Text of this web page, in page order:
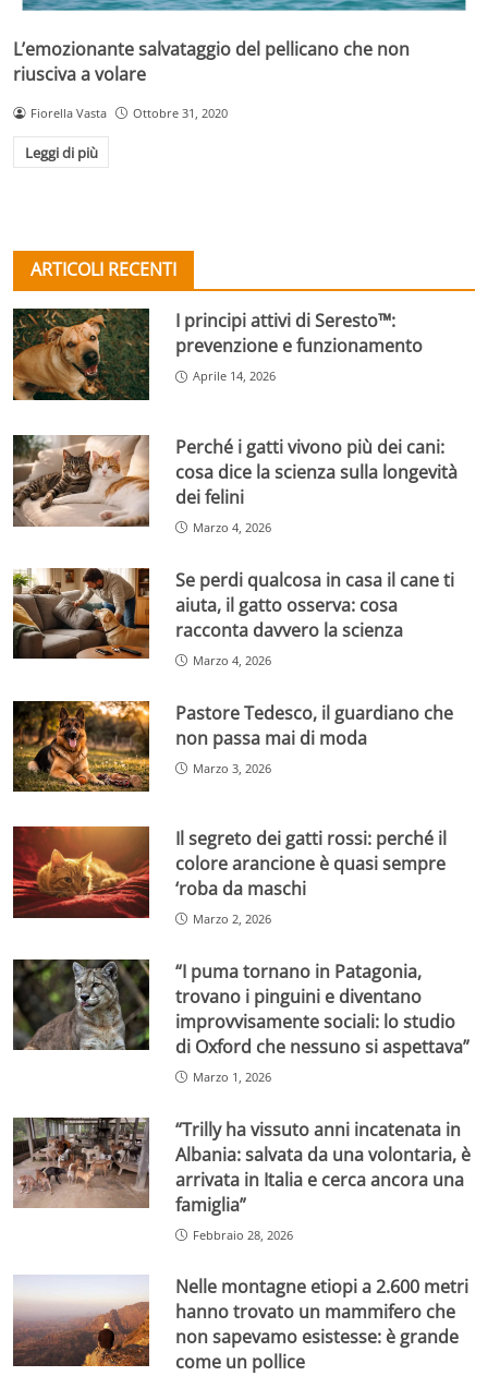
L’emozionante salvataggio del pellicano che non
riusciva a volare
Fiorella Vasta Ottobre 31, 2020
Leggi di più
ARTICOLI RECENTI
I principi attivi di Seresto™:
prevenzione e funzionamento
Aprile 14, 2026
Perché i gatti vivono più dei cani:
cosa dice la scienza sulla longevità
dei felini
Marzo 4, 2026
Se perdi qualcosa in casa il cane ti
aiuta, il gatto osserva: cosa
racconta davvero la scienza
Marzo 4, 2026
Pastore Tedesco, il guardiano che
non passa mai di moda
Marzo 3, 2026
Il segreto dei gatti rossi: perché il
colore arancione è quasi sempre
‘roba da maschi
Marzo 2, 2026
“I puma tornano in Patagonia,
trovano i pinguini e diventano
improvvisamente sociali: lo studio
di Oxford che nessuno si aspettava”
Marzo 1, 2026
“Trilly ha vissuto anni incatenata in
Albania: salvata da una volontaria, è
arrivata in Italia e cerca ancora una
famiglia”
Febbraio 28, 2026
Nelle montagne etiopi a 2.600 metri
hanno trovato un mammifero che
non sapevamo esistesse: è grande
come un pollice